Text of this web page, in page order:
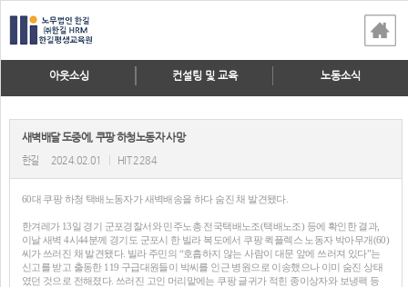
아웃소싱 컨설팅 및 교육 노동소식
새벽배달 도중에, 쿠팡 하청노동자 사망
한길 2024.02.01 HIT 2284
60대 쿠팡 하청 택배노동자가 새벽배송을 하다 숨진 채 발견됐다.
한겨레가 13일 경기 군포경찰서와 민주노총 전국택배노조(택배노조) 등에 확인한 결과,
이날 새벽 4시44분께 경기도 군포시 한 빌라 복도에서 쿠팡 퀵플렉스 노동자 박아무개(60)
씨가 쓰러진 채 발견됐다. 빌라 주민의 “호흡하지 않는 사람이 대문 앞에 쓰러져 있다”는
신고를 받고 출동한 119 구급대원들이 박씨를 인근 병원으로 이송했으나 이미 숨진 상태
였던 것으로 전해졌다. 쓰러진 고인 머리맡에는 쿠팡 글귀가 적힌 종이상자와 보냉팩 등